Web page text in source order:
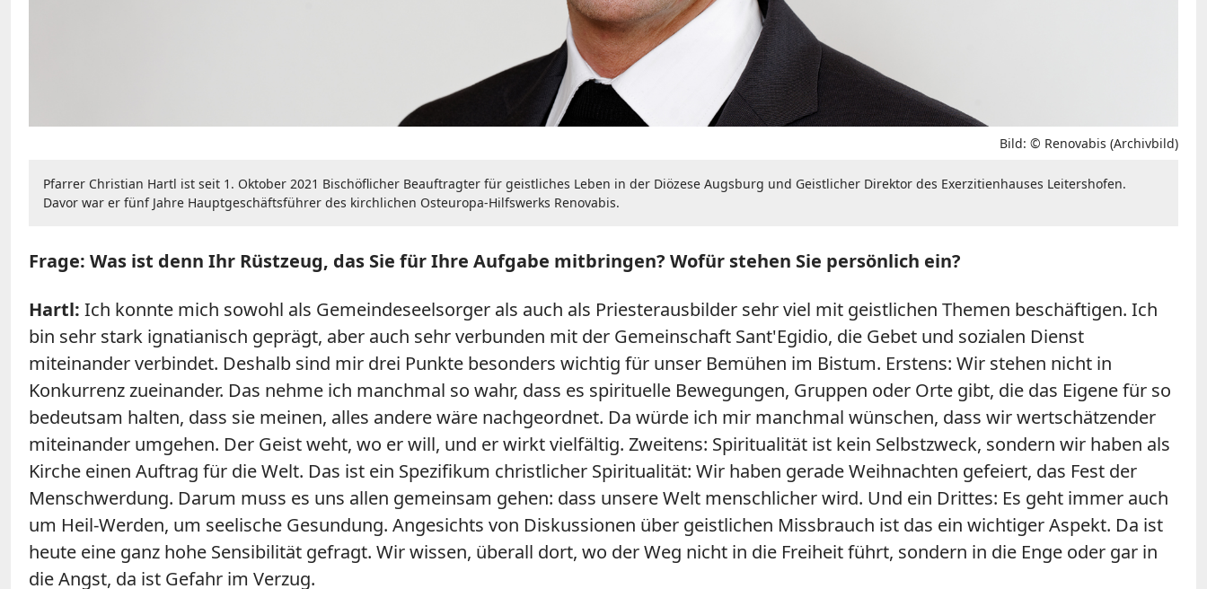
Bild: © Renovabis (Archivbild)
Pfarrer Christian Hartl ist seit 1. Oktober 2021 Bischöflicher Beauftragter für geistliches Leben in der Diözese Augsburg und Geistlicher Direktor des Exerzitienhauses Leitershofen.
Davor war er fünf Jahre Hauptgeschäftsführer des kirchlichen Osteuropa-Hilfswerks Renovabis.
Frage: Was ist denn Ihr Rüstzeug, das Sie für Ihre Aufgabe mitbringen? Wofür stehen Sie persönlich ein?
Hartl: Ich konnte mich sowohl als Gemeindeseelsorger als auch als Priesterausbilder sehr viel mit geistlichen Themen beschäftigen. Ich
bin sehr stark ignatianisch geprägt, aber auch sehr verbunden mit der Gemeinschaft Sant'Egidio, die Gebet und sozialen Dienst
miteinander verbindet. Deshalb sind mir drei Punkte besonders wichtig für unser Bemühen im Bistum. Erstens: Wir stehen nicht in
Konkurrenz zueinander. Das nehme ich manchmal so wahr, dass es spirituelle Bewegungen, Gruppen oder Orte gibt, die das Eigene für so
bedeutsam halten, dass sie meinen, alles andere wäre nachgeordnet. Da würde ich mir manchmal wünschen, dass wir wertschätzender
miteinander umgehen. Der Geist weht, wo er will, und er wirkt vielfältig. Zweitens: Spiritualität ist kein Selbstzweck, sondern wir haben als
Kirche einen Auftrag für die Welt. Das ist ein Spezifikum christlicher Spiritualität: Wir haben gerade Weihnachten gefeiert, das Fest der
Menschwerdung. Darum muss es uns allen gemeinsam gehen: dass unsere Welt menschlicher wird. Und ein Drittes: Es geht immer auch
um Heil-Werden, um seelische Gesundung. Angesichts von Diskussionen über geistlichen Missbrauch ist das ein wichtiger Aspekt. Da ist
heute eine ganz hohe Sensibilität gefragt. Wir wissen, überall dort, wo der Weg nicht in die Freiheit führt, sondern in die Enge oder gar in
die Angst, da ist Gefahr im Verzug.